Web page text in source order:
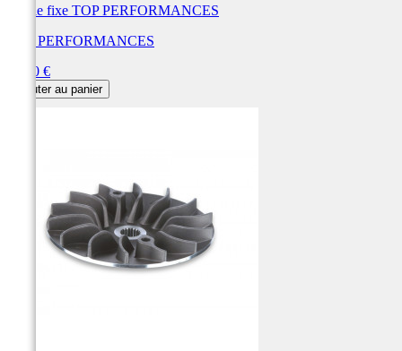
Poulie fixe TOP PERFORMANCES
TOP PERFORMANCES
64,00 €
Ajouter au panier